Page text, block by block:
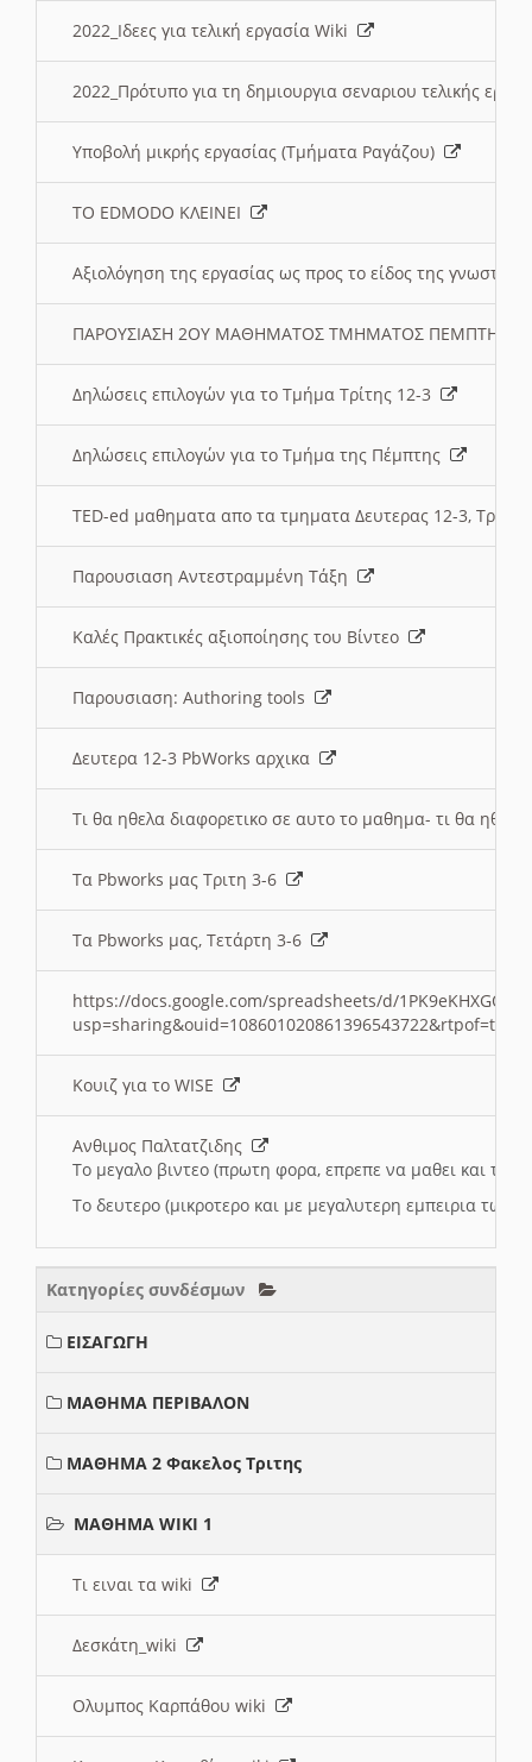
2022_Ιδεες για τελική εργασία Wiki
2022_Πρότυπο για τη δημιουργια σεναριου τελικής
Υποβολή μικρής εργασίας (Τμήματα Ραγάζου)
ΤΟ EDMODO ΚΛΕΙΝΕΙ
Αξιολόγηση της εργασίας ως προς το είδος της
ΠΑΡΟΥΣΙΑΣΗ 2ΟΥ ΜΑΘΗΜΑΤΟΣ ΤΜΗΜΑΤΟΣ
Δηλώσεις επιλογών για το Τμήμα Τρίτης 12-3
Δηλώσεις επιλογών για το Τμήμα της Πέμπτης
TED-ed μαθηματα απο τα τμηματα Δευτερας 12-3,
Παρουσιαση Αντεστραμμένη Τάξη
Καλές Πρακτικές αξιοποίησης του Βίντεο
Παρουσιαση: Authoring tools
Δευτερα 12-3 PbWorks αρχικα
Τι θα ηθελα διαφορετικο σε αυτο το μαθημα- τι θα
Τα Pbworks μας Τριτη 3-6
Τα Pbworks μας, Τετάρτη 3-6
https://docs.google.com/spreadsheets/d/
Κουιζ για το WISE
Ανθιμος Παλτατζιδης
Το μεγαλο βιντεο (πρωτη φορα, επρεπε να μαθει και το
Το δευτερο (μικροτερο και με μεγαλυτερη εμπειρια
Κατηγορίες συνδέσμων
ΕΙΣΑΓΩΓΗ
ΜΑΘΗΜΑ ΠΕΡΙΒΑΛΟΝ
ΜΑΘΗΜΑ 2 Φακελος Τριτης
ΜΑΘΗΜΑ WIKI 1
Τι ειναι τα wiki
Δεσκάτη_wiki
Ολυμπος Καρπάθου wiki